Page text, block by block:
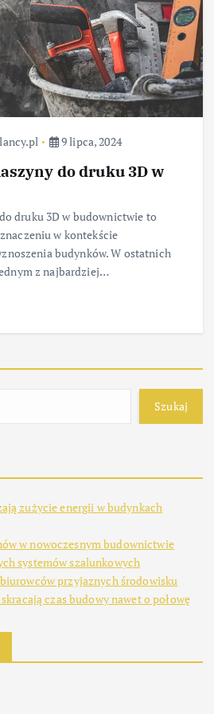
9 lipca, 2024
do druku 3D w
druku 3D w budownictwie to
w kontekście
budynków. W ostatnich
z najbardziej…
Szukaj
zużycie energii w budynkach
w nowoczesnym budownictwie
systemów szalunkowych
przyjaznych środowisku
czas budowy nawet o połowę